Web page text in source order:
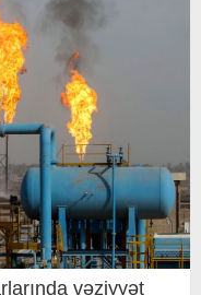
vəziyyət